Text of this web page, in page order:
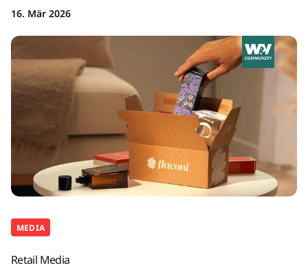
16. Mär 2026
MEDIA
Retail Media